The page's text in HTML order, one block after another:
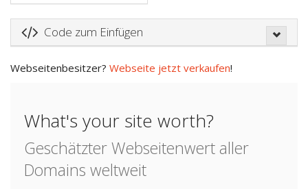
Code zum Einfügen
Webseitenbesitzer? Webseite jetzt verkaufen!
What's your site worth?
Geschätzter Webseitenwert aller
Domains weltweit